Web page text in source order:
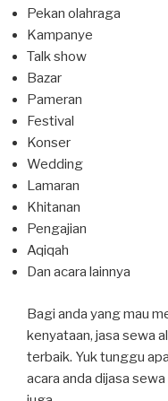
Pekan olahraga
Kampanye
Talk show
Bazar
Pameran
Festival
Konser
Wedding
Lamaran
Khitanan
Pengajian
Aqiqah
Dan acara lainnya
Bagi anda yang mau
kenyataan, jasa sewa
terbaik. Yuk tunggu
acara anda dijasa